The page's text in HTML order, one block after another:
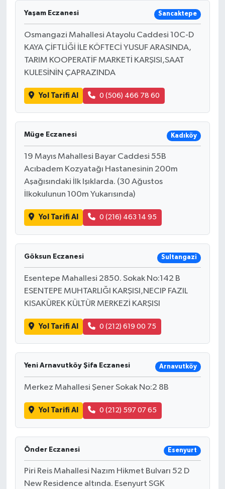
Yaşam Eczanesi Sancaktepe
Osmangazi Mahallesi Atayolu Caddesi 10C-D
KAYA ÇİFTLİĞİ İLE KÖFTECİ YUSUF ARASINDA,
TARIM KOOPERATİF MARKETİ KARŞISI,SAAT
KULESİNİN ÇAPRAZINDA
Yol Tarifi Al 0 (506) 466 78 60
Müge Eczanesi Kadıköy
19 Mayıs Mahallesi Bayar Caddesi 55B
Acıbadem Kozyatağı Hastanesinin 200m
Aşağısındaki İlk Işıklarda. (30 Ağustos
İlkokulunun 100m Yukarısında)
Yol Tarifi Al 0 (216) 463 14 95
Göksun Eczanesi Sultangazi
Esentepe Mahallesi 2850. Sokak No:142 B
ESENTEPE MUHTARLIĞI KARŞISI,NECIP FAZIL
KISAKÜREK KÜLTÜR MERKEZİ KARŞISI
Yol Tarifi Al 0 (212) 619 00 75
Yeni Arnavutköy Şifa Eczanesi Arnavutköy
Merkez Mahallesi Şener Sokak No:2 8B
Yol Tarifi Al 0 (212) 597 07 65
Önder Eczanesi Esenyurt
Piri Reis Mahallesi Nazım Hikmet Bulvarı 52 D
New Residence altında. Esenyurt SGK